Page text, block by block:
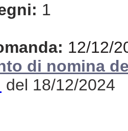
1
12/12/
di nomina
del 18/12/2024